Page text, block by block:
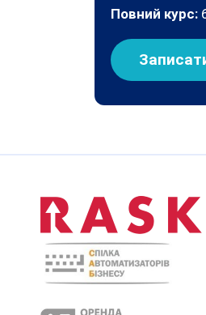
Повний курс: